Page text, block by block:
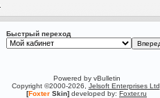
Быстрый переход
Powered by vBulletin
Copyright ©2000-2026, Jelsoft Enterprises Ltd
[Foxter Skin] developed by: Foxter.ru